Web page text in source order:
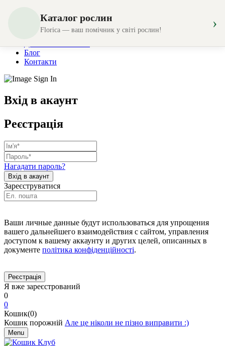
Магазин
Створення композицій
Блог
Контакти
Вхід в акаунт
Реєстрація
Нагадати пароль?
Зареєструватися
Ваши личные данные будут использоваться для упрощения
вашего дальнейшего взаимодействия с сайтом, управления
доступом к вашему аккаунту и других целей, описанных в
документе політика конфіденційності.
Я вже зареєстрований
0
0
Кошик(0)
Кошик порожній Але це ніколи не пізно виправити :)
Menu
Каталог рослин
Florica — ваш помічник у світі рослин! ›